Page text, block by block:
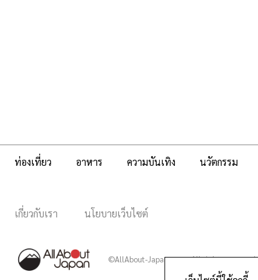
ท่องเที่ยว อาหาร ความบันเทิง นวัตกรรม
เกี่ยวกับเรา นโยบายเว็บไซต์
©AllAbout-Japan.com - All rights reserved.